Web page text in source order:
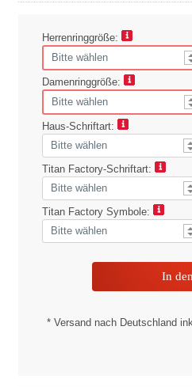
Herrenringgröße:
Damenringgröße:
Haus-Schriftart:
Titan Factory-Schriftart:
Titan Factory Symbole:
* Versand nach Deutschland